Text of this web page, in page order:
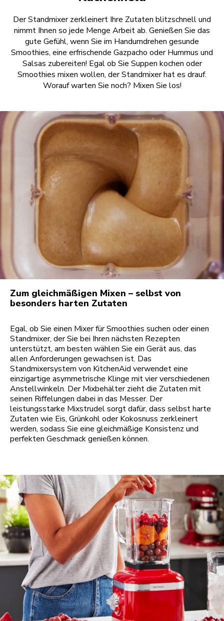
Der Standmixer zerkleinert Ihre Zutaten blitzschnell und
nimmt Ihnen so jede Menge Arbeit ab. Genießen Sie das
gute Gefühl, wenn Sie im Handumdrehen gesunde
Smoothies, eine erfrischende Gazpacho oder Hummus und
Salsas zubereiten! Egal ob Sie Suppen kochen oder
Smoothies mixen wollen, der Standmixer hat es drauf.
Worauf warten Sie noch? Mixen Sie los!
Zum gleichmäßigen Mixen – selbst von
besonders harten Zutaten
Egal, ob Sie einen Mixer für Smoothies suchen oder einen
Standmixer, der Sie bei Ihren nächsten Rezepten
unterstützt, am besten wählen Sie ein Gerät aus, das
allen Anforderungen gewachsen ist. Das
Standmixersystem von KitchenAid verwendet eine
einzigartige asymmetrische Klinge mit vier verschiedenen
Anstellwinkeln. Der Mixbehälter zieht die Zutaten mit
seinen Riffelungen dabei in das Messer. Der
leistungsstarke Mixstrudel sorgt dafür, dass selbst harte
Zutaten wie Eis, Grünkohl oder Kokosnuss zerkleinert
werden, sodass Sie eine gleichmäßige Konsistenz und
perfekten Geschmack genießen können.